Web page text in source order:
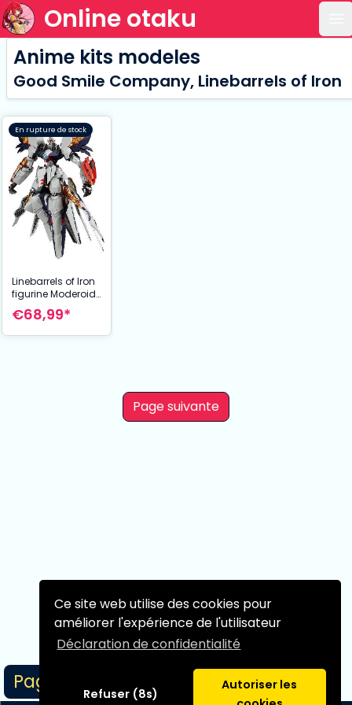
Ce site web utilise des cookies pour
améliorer l'expérience de l'utilisateur
Déclaration de confidentialité
Refuser (8s)
Autoriser les
Online otaku
Page 1/1
Anime kits modeles
Good Smile Company, Linebarrels of Iron
En rupture de stock
Linebarrels of Iron
figurine Moderoid
Plastic Model Kit
Linebarrel
€68,99*
Page suivante